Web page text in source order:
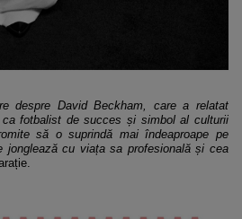
despre David Beckham, care a relatat
fotbalist de succes și simbol al culturii
să o suprindă mai îndeaproape pe
cu viața sa profesională și cea